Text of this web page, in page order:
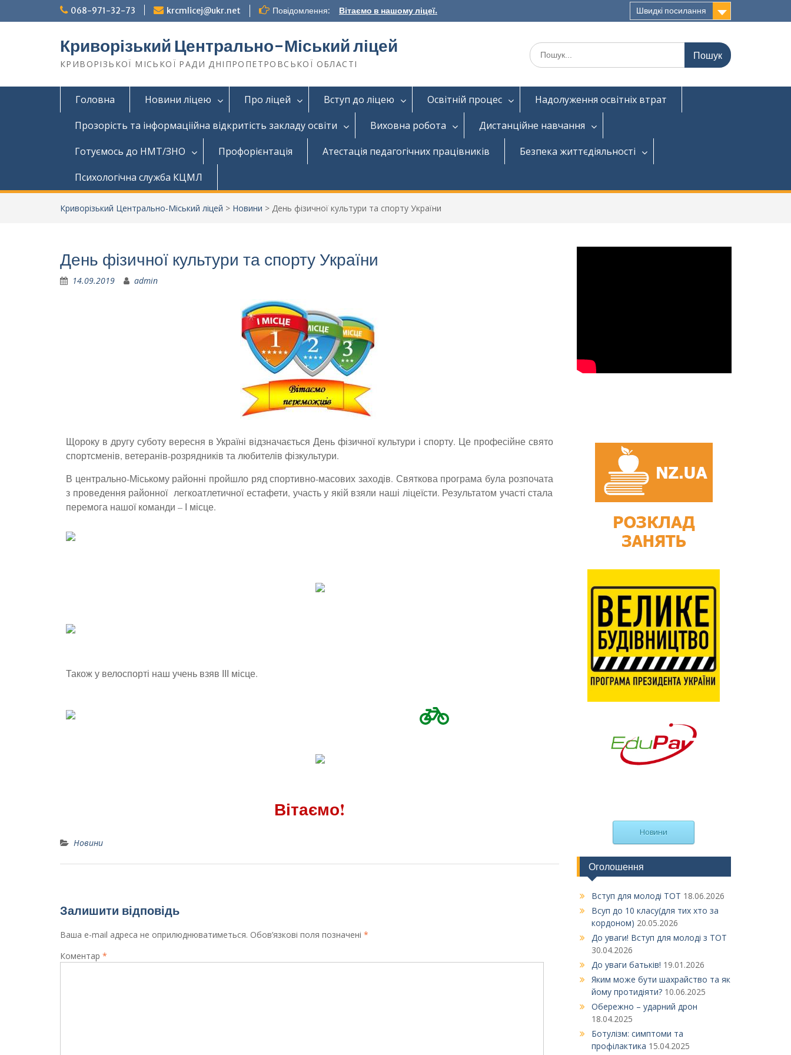
068-971-32-73 krcmlicej@ukr.net Повідомлення: Вітаємо в нашому ліцеї. Швидкі посилання
Криворізький Центрально-Міський ліцей
КРИВОРІЗЬКОЇ МІСЬКОЇ РАДИ ДНІПРОПЕТРОВСЬКОЇ ОБЛАСТІ
Головна Новини ліцею Про ліцей Вступ до ліцею Освітній процес
Надолуження освітніх втрат
Прозорість та інформаціійна відкритість закладу освіти
Виховна робота
Дистанційне навчання
Готуємось до НМТ/ЗНО
Профорієнтація Атестація педагогічних працівників
Безпека життєдіяльності
Психологічна служба КЦМЛ
Криворізький Центрально-Міський ліцей > Новини > День фізичної культури та спорту України
День фізичної культури та спорту України
14.09.2019 admin
Щороку в другу суботу вересня в Україні відзначається День фізичної культури і спорту. Це професійне свято
спортсменів, ветеранів-розрядників та любителів фізкультури.
В центрально-Міському районні пройшло ряд спортивно-масових заходів. Святкова програма була розпочата
з проведення районної легкоатлетичної естафети, участь у якій взяли наші ліцеїсти. Результатом участі стала
перемога нашої команди – І місце.
Також у велоспорті наш учень взяв ІІІ місце.
Вітаємо!
Новини
Залишити відповідь
Ваша e-mail адреса не оприлюднюватиметься. Обов’язкові поля позначені *
Коментар *
Новини
Оголошення
Вступ для молоді ТОТ 18.06.2026
Всуп до 10 класу(для тих хто за
кордоном) 20.05.2026
До уваги! Вступ для молоді з ТОТ
30.04.2026
До уваги батьків! 19.01.2026
Яким може бути шахрайство та як
йому протидіяти? 10.06.2025
Обережно – ударний дрон
18.04.2025
Ботулізм: симптоми та
профілактика 15.04.2025